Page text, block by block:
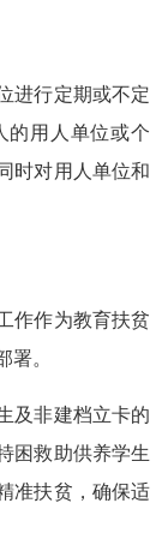
行定期或不定
的用人单位或个
时对用人单位和
作为教育扶贫
署。
非建档立卡的
困救助供养学生
准扶贫，确保适